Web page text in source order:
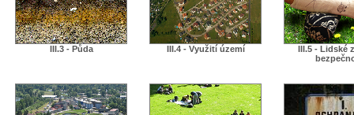
III.3 - Půda III.4 - Využití území
III.5 - Lidské